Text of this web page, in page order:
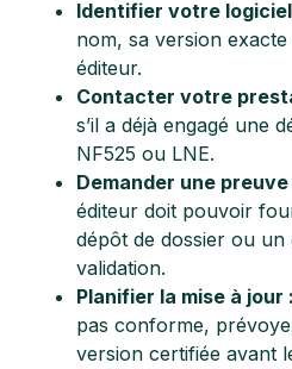
Identifier votre
nom, sa version
éditeur.
Contacter votre
s’il a déjà engagé une
NF525 ou LNE.
Demander une
éditeur doit pouvoir
dépôt de dossier ou
validation.
Planifier la mise à jour :
pas conforme,
version certifiée avant